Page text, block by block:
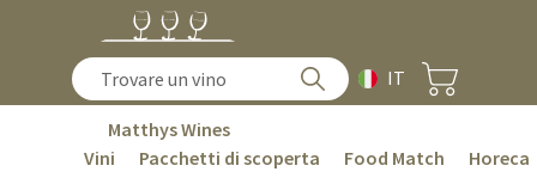
IT
Matthys Wines
Vini
Pacchetti di scoperta Food Match Horeca